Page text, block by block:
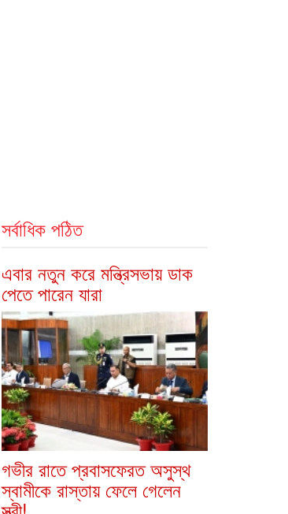
সর্বাধিক পঠিত
এবার নতুন করে মন্ত্রিসভায় ডাক
পেতে পারেন যারা
গভীর রাতে প্রবাসফেরত অসুস্থ
স্বামীকে রাস্তায় ফেলে গেলেন